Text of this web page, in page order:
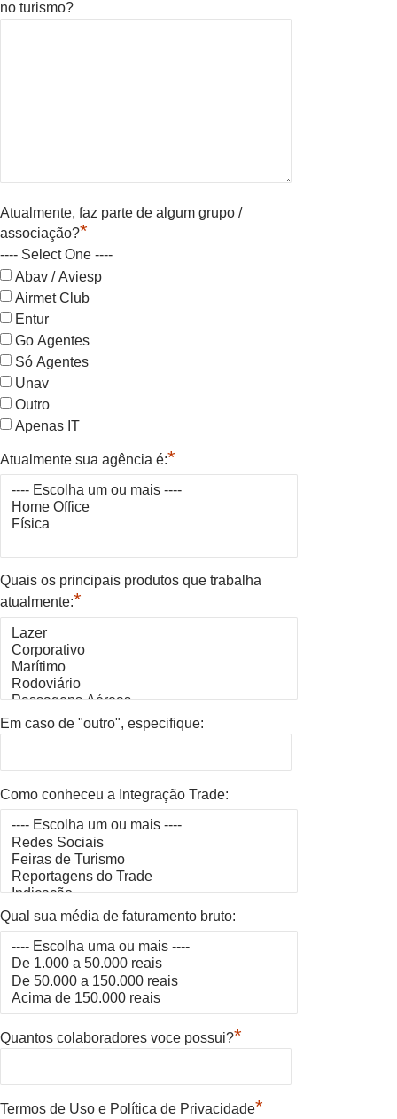
no turismo?
Atualmente, faz parte de algum grupo /
associação?*
---- Select One ----
Abav / Aviesp
Airmet Club
Entur
Go Agentes
Só Agentes
Unav
Outro
Apenas IT
Atualmente sua agência é:*
Quais os principais produtos que trabalha
atualmente:*
Em caso de "outro", especifique:
Como conheceu a Integração Trade:
Qual sua média de faturamento bruto:
Quantos colaboradores voce possui?*
Termos de Uso e Política de Privacidade*